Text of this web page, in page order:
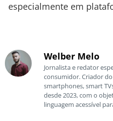
especialmente em
Welber Melo
Jornalista e redator
consumidor. Criador
smartphones, smart
desde 2023, com o
linguagem acessível